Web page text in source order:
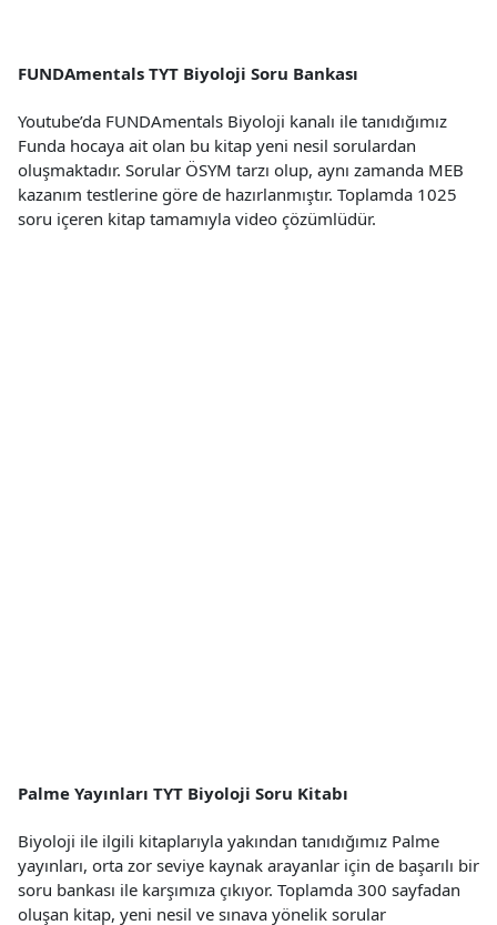
FUNDAmentals TYT Biyoloji Soru Bankası
Youtube’da FUNDAmentals Biyoloji kanalı ile tanıdığımız
Funda hocaya ait olan bu kitap yeni nesil sorulardan
oluşmaktadır. Sorular ÖSYM tarzı olup, aynı zamanda MEB
kazanım testlerine göre de hazırlanmıştır. Toplamda 1025
soru içeren kitap tamamıyla video çözümlüdür.
Palme Yayınları TYT Biyoloji Soru Kitabı
Biyoloji ile ilgili kitaplarıyla yakından tanıdığımız Palme
yayınları, orta zor seviye kaynak arayanlar için de başarılı bir
soru bankası ile karşımıza çıkıyor. Toplamda 300 sayfadan
oluşan kitap, yeni nesil ve sınava yönelik sorular